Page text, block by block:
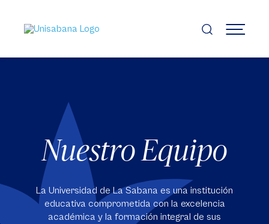
contenido
principal
MENÚ
Nuestro Equipo
La Universidad de La Sabana es una institución
educativa comprometida con la excelencia
académica y la formación integral de sus